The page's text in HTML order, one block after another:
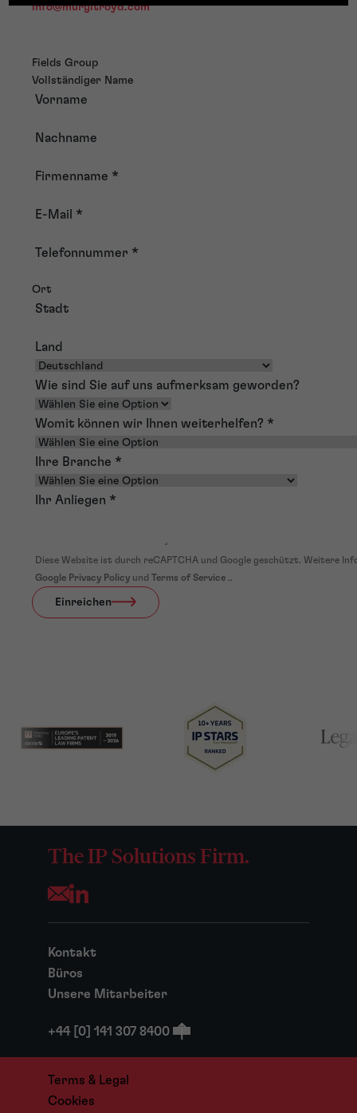
info@murgitroyd.com
Fields Group
Vollständiger Name
Vorname
Nachname
Firmenname *
E-Mail *
Telefonnummer *
Ort
Stadt
Land
Wie sind Sie auf uns aufmerksam geworden?
Womit können wir Ihnen weiterhelfen? *
Ihre Branche *
Ihr Anliegen *
Diese Website ist durch reCAPTCHA und Google geschützt. Weitere
Google Privacy Policy und Terms of Service ..
Einreichen
The IP Solutions Firm.
Opens your mail application
Kontakt
Büros
Unsere Mitarbeiter
+44 [0] 141 307 8400
Terms & Legal
Cookies